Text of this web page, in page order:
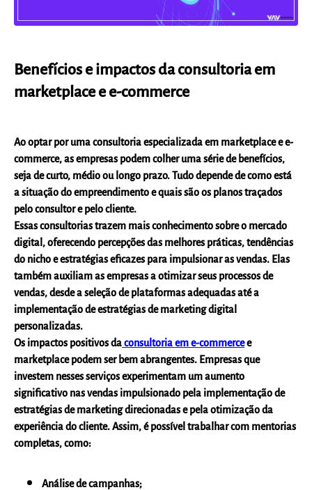
Benefícios e impactos da consultoria em
marketplace e e-commerce
Ao optar por uma consultoria especializada em marketplace e e-
commerce, as empresas podem colher uma série de benefícios,
seja de curto, médio ou longo prazo. Tudo depende de como está
a situação do empreendimento e quais são os planos traçados
pelo consultor e pelo cliente.
Essas consultorias trazem mais conhecimento sobre o mercado
digital, oferecendo percepções das melhores práticas, tendências
do nicho e estratégias eficazes para impulsionar as vendas. Elas
também auxiliam as empresas a otimizar seus processos de
vendas, desde a seleção de plataformas adequadas até a
implementação de estratégias de marketing digital
personalizadas.
Os impactos positivos daconsultoria em e-commercee
marketplace podem ser bem abrangentes. Empresas que
investem nesses serviçosexperimentam um aumento
significativo nas vendas impulsionado pela implementação de
estratégias de marketingdirecionadas e pela otimização da
experiência do cliente. Assim, é possível trabalhar com mentorias
completas, como:
Análise de campanhas;